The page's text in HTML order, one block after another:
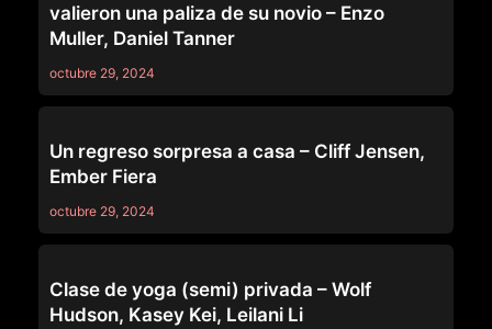
valieron una paliza de su novio – Enzo
Muller, Daniel Tanner
octubre 29, 2024
Un regreso sorpresa a casa – Cliff Jensen,
Ember Fiera
octubre 29, 2024
Clase de yoga (semi) privada – Wolf
Hudson, Kasey Kei, Leilani Li